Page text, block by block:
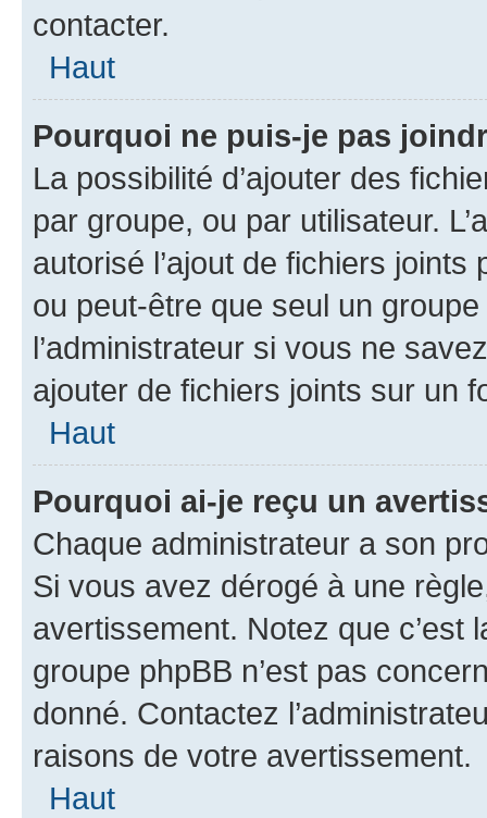
contacter.
Haut
Pourquoi ne puis-je pas
La possibilité d’ajouter des
par groupe, ou par utilisateur.
autorisé l’ajout de fichiers
ou peut-être que seul un
l’administrateur si vous ne
ajouter de fichiers joints sur un
Haut
Pourquoi ai-je reçu un
Chaque administrateur a son
Si vous avez dérogé à une
avertissement. Notez que c’est
groupe phpBB n’est pas
donné. Contactez
raisons de votre avertissement.
Haut